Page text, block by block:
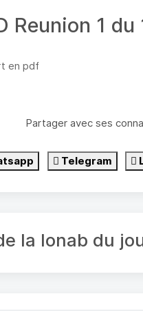
Reunion 1
en pdf
Partager avec ses
Telegram
la lonab du